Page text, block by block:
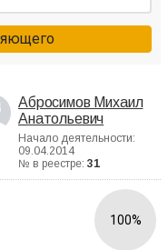
Абросимов Михаил
Анатольевич
Начало деятельности:
09.04.2014
№ в реестре: 31
100%